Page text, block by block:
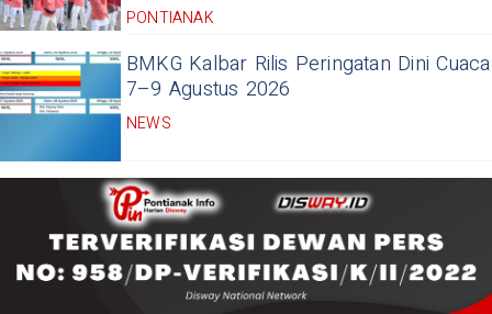
PONTIANAK
BMKG Kalbar Rilis Peringatan Dini Cuaca
7–9 Agustus 2026
NEWS